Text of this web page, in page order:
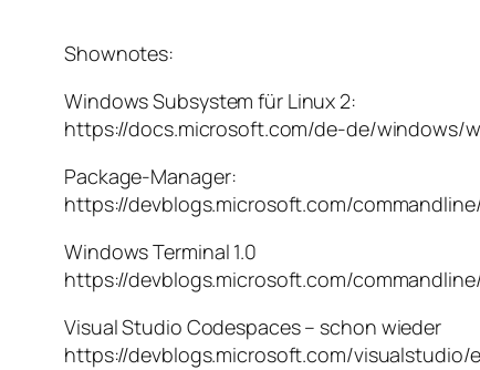
Shownotes:
Windows Subsystem für Linux 2:
https://docs.microsoft.com/de-de/windows/
Package-Manager:
https://devblogs.microsoft.com/
Windows Terminal 1.0
https://devblogs.microsoft.com/
Visual Studio Codespaces – schon wieder
https://devblogs.microsoft.com/